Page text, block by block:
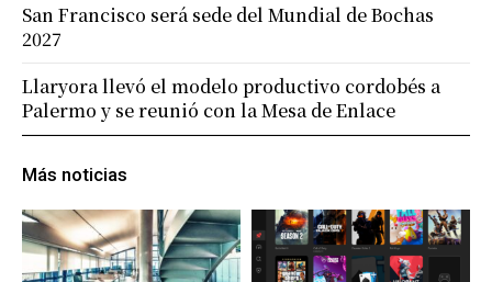
Más noticias
San Francisco será sede del Mundial de Bochas
2027
Llaryora llevó el modelo productivo cordobés a
Palermo y se reunió con la Mesa de Enlace